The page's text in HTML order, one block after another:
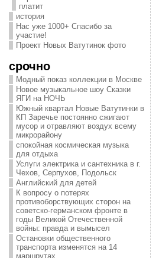
платит
история
Нас уже 1000+ Спасибо за
участие!
Проект Новых Ватутинок фото
срочно
Модный показ коллекции в Москве
Новое музыкальное шоу Сказки
ЯГИ на НОЧЬ
Южный квартал Новые Ватутинки в
КП Заречье постоянно сжигают
мусор и отравляют воздух всему
микрорайону
спокойная космическая музыка
для отдыха
Услуги электрика и сантехника в г.
Чехов, Серпухов, Подольск
Английский для детей
К вопросу о потерях
противоборствующих сторон на
советско-германском фронте в
годы Великой Отечественной
войны: правда и вымысел
Остановки общественного
транспорта изменятся на 14
маршрутах